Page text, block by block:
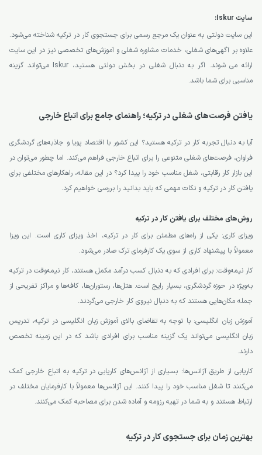
سایت Iskur:
این سایت دولتی به عنوان یک مرجع رسمی برای جستجوی کار در ترکیه شناخته می‌شود.
علاوه بر آگهی‌های شغلی، خدمات مشاوره شغلی و آموزش‌های تخصصی نیز در این سایت
ارائه می‌ شوند. اگر به دنبال شغلی در بخش دولتی هستید، Iskur می‌تواند گزینه
مناسبی برای شما باشد.
یافتن فرصت‌های شغلی در ترکیه؛ راهنمای جامع برای اتباع خارجی
آیا به دنبال تجربه کار در ترکیه هستید؟ این کشور با اقتصاد پویا و جاذبه‌های گردشگری
فراوان، فرصت‌های شغلی متنوعی را برای اتباع خارجی فراهم می‌کند. اما چطور می‌توان در
این بازار کار رقابتی، شغل مناسب خود را پیدا کرد؟ در این مقاله، راهکارهای مختلفی برای
یافتن کار در ترکیه و نکات مهمی که باید بدانید را بررسی خواهیم کرد.
روش‌های مختلف برای یافتن کار در ترکیه
ویزای کاری: یکی از راه‌های مطمئن برای کار در ترکیه، اخذ ویزای کاری است. این ویزا
معمولاً با پیشنهاد کاری از سوی یک کارفرمای ترک صادر می‌شود.
کار نیمه‌وقت: برای افرادی که به دنبال کسب درآمد مکمل هستند، کار نیمه‌وقت در ترکیه
به‌ویژه در حوزه گردشگری، بسیار رایج است. هتل‌ها، رستوران‌ها، کافه‌ها و مراکز تفریحی از
جمله مکان‌هایی هستند که به دنبال نیروی کار خارجی می‌گردند.
آموزش زبان انگلیسی: با توجه به تقاضای بالای آموزش زبان انگلیسی در ترکیه، تدریس
زبان انگلیسی می‌تواند یک گزینه مناسب برای افرادی باشد که در این زمینه تخصص
دارند.
کاریابی از طریق آژانس‌ها: بسیاری از آژانس‌های کاریابی در ترکیه به اتباع خارجی کمک
می‌کنند تا شغل مناسب خود را پیدا کنند. این آژانس‌ها معمولاً با کارفرمایان مختلف در
ارتباط هستند و به شما در تهیه رزومه و آماده شدن برای مصاحبه کمک می‌کنند.
بهترین زمان برای جستجوی کار در ترکیه